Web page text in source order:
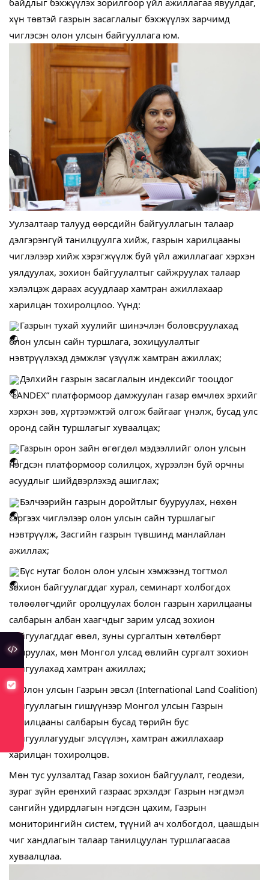
хүн төвтэй газрын засаглалыг бэхжүүлэх зарчимд
чиглэсэн олон улсын байгууллага юм.
Уулзалтаар талууд өөрсдийн байгууллагын талаар
дэлгэрэнгүй танилцуулга хийж, газрын харилцааны
чиглэлээр хийж хэрэгжүүлж буй үйл ажиллагааг хэрхэн
уялдуулах, зохион байгуулалтыг сайжруулах талаар
хэлэлцэж дараах асуудлаар хамтран ажиллахаар
харилцан тохиролцлоо. Үүнд:
Газрын тухай хуулийг шинэчлэн боловсруулахад
олон улсын сайн туршлага, зохицуулалтыг
нэвтрүүлэхэд дэмжлэг үзүүлж хамтран ажиллах;
Дэлхийн газрын засаглалын индексийг тооцдог
“LANDEX” платформоор дамжуулан газар өмчлөх эрхийг
хэрхэн зөв, хүртээмжтэй олгож байгааг үнэлж, бусад улс
оронд сайн туршлагыг хуваалцах;
Газрын орон зайн өгөгдөл мэдээллийг олон улсын
нэгдсэн платформоор солилцох, хүрээлэн буй орчны
асуудлыг шийдвэрлэхэд ашиглах;
Бэлчээрийн газрын доройтлыг бууруулах, нөхөн
сэргээх чиглэлээр олон улсын сайн туршлагыг
нэвтрүүлж, Засгийн газрын түвшинд манлайлан
ажиллах;
Бүс нутаг болон олон улсын хэмжээнд тогтмол
зохион байгуулагддаг хурал, семинарт холбогдох
төлөөлөгчдийг оролцуулах болон газрын харилцааны
салбарын албан хаагчдыг зарим улсад зохион
байгуулагддаг өвөл, зуны сургалтын хөтөлбөрт
хамруулах, мөн Монгол улсад өвлийн сургалт зохион
байгуулахад хамтран ажиллах;
Олон улсын Газрын эвсэл (International Land Coalition)
байгууллагын гишүүнээр Монгол улсын Газрын
харилцааны салбарын бусад төрийн бус
байгууллагуудыг элсүүлэн, хамтран ажиллахаар
харилцан тохиролцов.
Мөн тус уулзалтад Газар зохион байгуулалт, геодези,
зураг зүйн ерөнхий газраас эрхэлдэг Газрын нэгдмэл
сангийн удирдлагын нэгдсэн цахим, Газрын
мониторингийн систем, түүний ач холбогдол, цаашдын
чиг хандлагын талаар танилцуулан туршлагаасаа
хуваалцлаа.
туслах холбоос
хуулийн төсөлд санал авч байна